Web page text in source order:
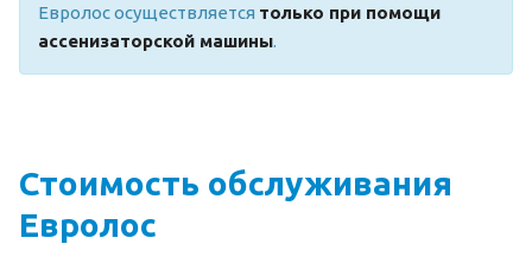
Евролос осуществляется только при помощи
ассенизаторской машины.
Стоимость обслуживания
Евролос